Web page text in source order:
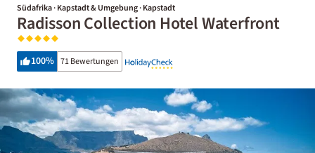
Südafrika · Kapstadt & Umgebung · Kapstadt
Radisson Collection Hotel Waterfront
100% 71 Bewertungen